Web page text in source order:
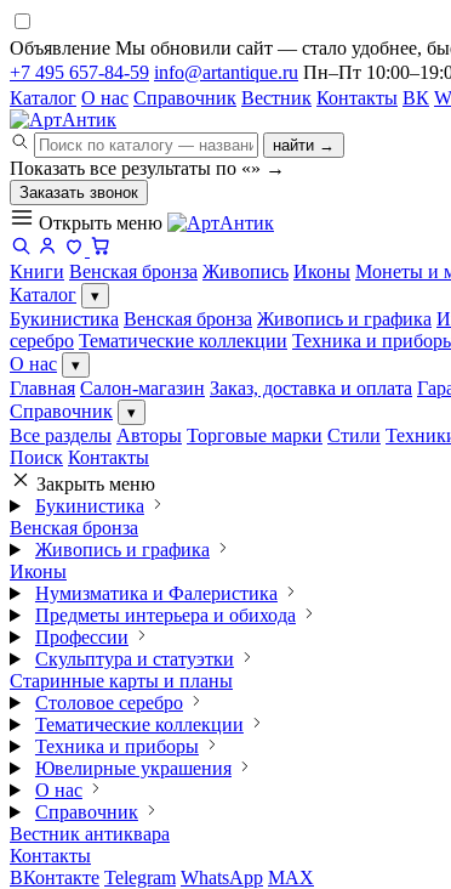
Объявление Мы обновили сайт — стало удобнее,
+7 495 657-84-59 info@artantique.ru Пн–Пт
Каталог О нас Справочник Вестник Контакты ВК
найти →
Показать все результаты по «» →
Заказать звонок
Открыть меню
Книги Венская бронза Живопись Иконы Монеты и
Каталог
▾
Букинистика Венская бронза Живопись и графика
серебро Тематические коллекции Техника и
О нас
▾
Главная Салон-магазин Заказ, доставка и оплата
Справочник
▾
Все разделы Авторы Торговые марки Стили
Поиск Контакты
Закрыть меню
Букинистика
Венская бронза
Живопись и графика
Иконы
Нумизматика и Фалеристика
Предметы интерьера и обихода
Профессии
Скульптура и статуэтки
Старинные карты и планы
Столовое серебро
Тематические коллекции
Техника и приборы
Ювелирные украшения
О нас
Справочник
Вестник антиквара
Контакты
ВКонтакте Telegram WhatsApp MAX